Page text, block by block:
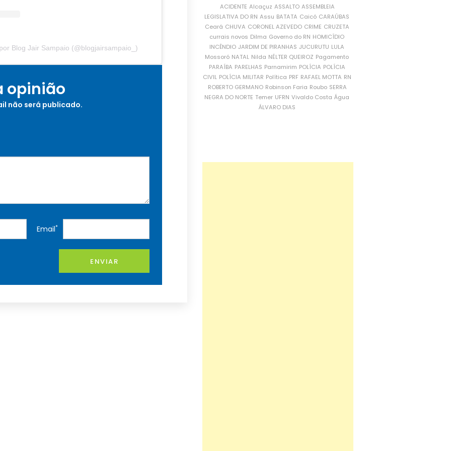
Blog Jair Sampaio (@blogjairsampaio_)
opinião
não será publicado.
Email*
ENVIAR
ACIDENTE Alcaçuz ASSALTO ASSEMBLEIA
LEGISLATIVA DO RN Assu BATATA Caicó CARAÚBAS
Ceará CHUVA CORONEL AZEVEDO CRIME CRUZETA
currais novos Dilma Governo do RN HOMICÍDIO
INCÊNDIO JARDIM DE PIRANHAS JUCURUTU LULA
Mossoró NATAL Nilda NÉLTER QUEIROZ Pagamento
PARAÍBA PARELHAS Parnamirim POLÍCIA POLÍCIA
CIVIL POLÍCIA MILITAR Política PRF RAFAEL MOTTA RN
ROBERTO GERMANO Robinson Faria Roubo SERRA
NEGRA DO NORTE Temer UFRN Vivaldo Costa Água
ÁLVARO DIAS